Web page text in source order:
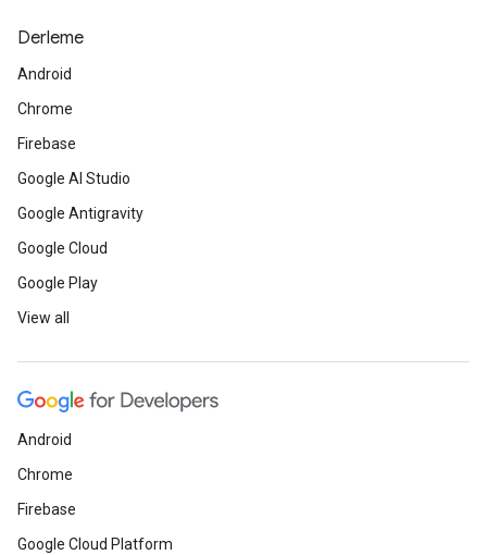
Derleme
Android
Chrome
Firebase
Google AI Studio
Google Antigravity
Google Cloud
Google Play
View all
Android
Chrome
Firebase
Google Cloud Platform